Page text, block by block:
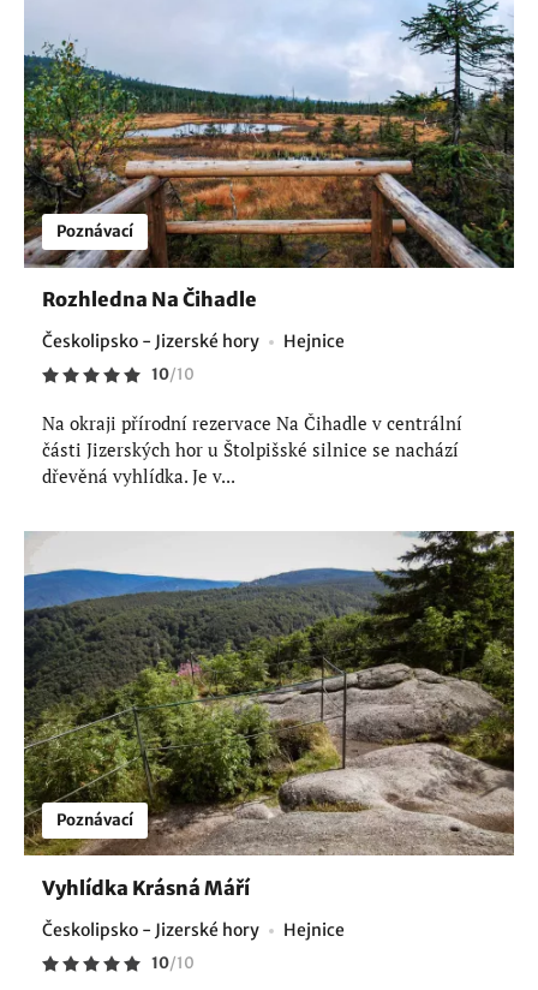
Poznávací
Rozhledna Na Čihadle
Českolipsko - Jizerské hory Hejnice
10/10
Na okraji přírodní rezervace Na Čihadle v centrální
části Jizerských hor u Štolpišské silnice se nachází
dřevěná vyhlídka. Je v...
Poznávací
Vyhlídka Krásná Máří
Českolipsko - Jizerské hory Hejnice
10/10